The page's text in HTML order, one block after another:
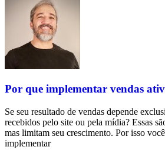
Por que implementar vendas
Se seu resultado de vendas depende
recebidos pelo site ou pela mídia? Essas
mas limitam seu crescimento. Por isso
implementar